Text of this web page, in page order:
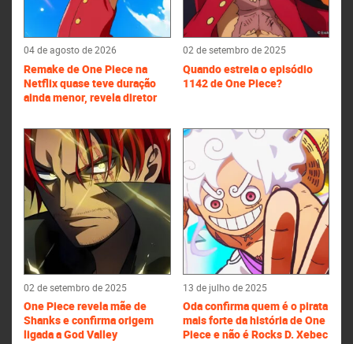
04 de agosto de 2026
Remake de One Piece na
Netflix quase teve duração
ainda menor, revela diretor
02 de setembro de 2025
Quando estreia o episódio
1142 de One Piece?
02 de setembro de 2025
One Piece revela mãe de
Shanks e confirma origem
ligada a God Valley
13 de julho de 2025
Oda confirma quem é o pirata
mais forte da história de One
Piece e não é Rocks D. Xebec